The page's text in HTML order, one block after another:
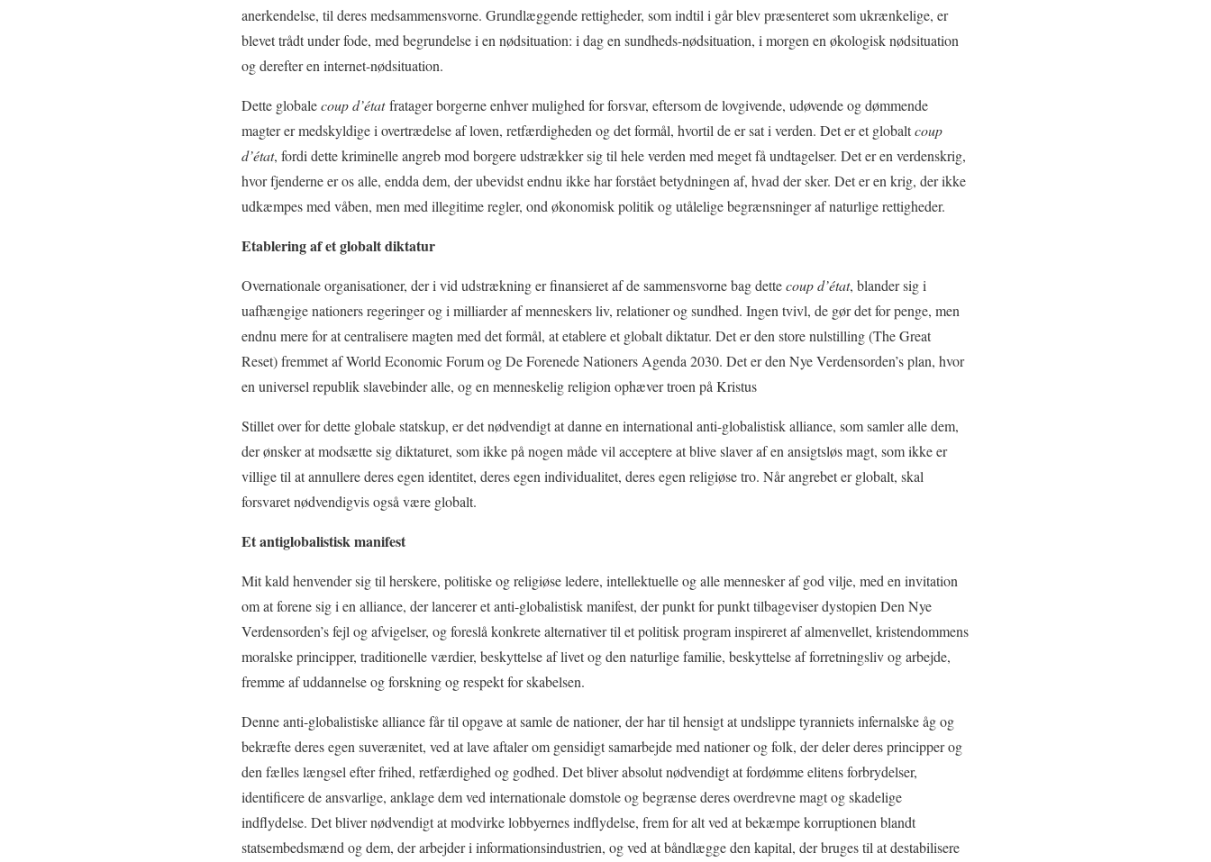
anerkendelse, til deres medsammensvorne. Grundlæggende rettigheder, som indtil i går blev præsenteret som ukrænkelige, er
blevet trådt under fode, med begrundelse i en nødsituation: i dag en sundheds-nødsituation, i morgen en økologisk nødsituation
og derefter en internet-nødsituation.
Dette globalecoup d’étatfratager borgerne enhver mulighed for forsvar, eftersom de lovgivende, udøvende og dømmende
magter er medskyldige i overtrædelse af loven, retfærdigheden og det formål, hvortil de er sat i verden. Det er et globaltcoup
d’état, fordi dette kriminelle angreb mod borgere udstrækker sig til hele verden med meget få undtagelser. Det er en verdenskrig,
hvor fjenderne er os alle, endda dem, der ubevidst endnu ikke har forstået betydningen af, hvad der sker. Det er en krig, der ikke
udkæmpes med våben, men med illegitime regler, ond økonomisk politik og utålelige begrænsninger af naturlige rettigheder.
Etablering af et globalt diktatur
Overnationale organisationer, der i vid udstrækning er finansieret af de sammensvorne bag dettecoup d’état, blander sig i
uafhængige nationers regeringer og i milliarder af menneskers liv, relationer og sundhed. Ingen tvivl, de gør det for penge, men
endnu mere for at centralisere magten med det formål, at etablere et globalt diktatur. Det er den store nulstilling (The Great
Reset) fremmet af World Economic Forum og De Forenede Nationers Agenda 2030. Det er den Nye Verdensorden’s plan, hvor
en universel republik slavebinder alle, og en menneskelig religion ophæver troen på Kristus
Stillet over for dette globale statskup, er det nødvendigt at danne en international anti-globalistisk alliance, som samler alle dem,
der ønsker at modsætte sig diktaturet, som ikke på nogen måde vil acceptere at blive slaver af en ansigtsløs magt, som ikke er
villige til at annullere deres egen identitet, deres egen individualitet, deres egen religiøse tro. Når angrebet er globalt, skal
forsvaret nødvendigvis også være globalt.
Et antiglobalistisk manifest
Mit kald henvender sig til herskere, politiske og religiøse ledere, intellektuelle og alle mennesker af god vilje, med en invitation
om at forene sig i en alliance, der lancerer et anti-globalistisk manifest, der punkt for punkt tilbageviser dystopien Den Nye
Verdensorden’s fejl og afvigelser, og foreslå konkrete alternativer til et politisk program inspireret af almenvellet, kristendommens
moralske principper, traditionelle værdier, beskyttelse af livet og den naturlige familie, beskyttelse af forretningsliv og arbejde,
fremme af uddannelse og forskning og respekt for skabelsen.
Denne anti-globalistiske alliance får til opgave at samle de nationer, der har til hensigt at undslippe tyranniets infernalske åg og
bekræfte deres egen suverænitet, ved at lave aftaler om gensidigt samarbejde med nationer og folk, der deler deres principper og
den fælles længsel efter frihed, retfærdighed og godhed. Det bliver absolut nødvendigt at fordømme elitens forbrydelser,
identificere de ansvarlige, anklage dem ved internationale domstole og begrænse deres overdrevne magt og skadelige
indflydelse. Det bliver nødvendigt at modvirke lobbyernes indflydelse, frem for alt ved at bekæmpe korruptionen blandt
statsembedsmænd og dem, der arbejder i informationsindustrien, og ved at båndlægge den kapital, der bruges til at destabilisere